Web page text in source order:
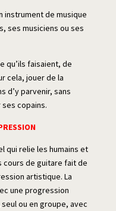
instrument de musique
ses musiciens ou ses
qu’ils faisaient, de
cela, jouer de la
d’y parvenir, sans
copains.
qui relie les humains et
cours de guitare fait de
artistique. La
une progression
ou en groupe, avec